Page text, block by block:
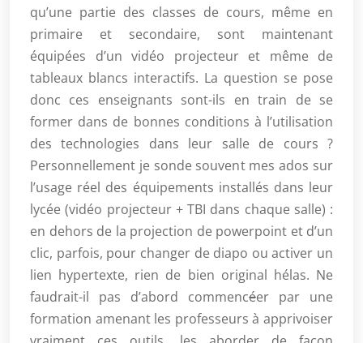
qu’une partie des classes de cours, même en
primaire et secondaire, sont maintenant
équipées d’un vidéo projecteur et même de
tableaux blancs interactifs. La question se pose
donc ces enseignants sont-ils en train de se
former dans de bonnes conditions à l’utilisation
des technologies dans leur salle de cours ?
Personnellement je sonde souvent mes ados sur
l’usage réel des équipements installés dans leur
lycée (vidéo projecteur + TBI dans chaque salle) :
en dehors de la projection de powerpoint et d’un
clic, parfois, pour changer de diapo ou activer un
lien hypertexte, rien de bien original hélas. Ne
faudrait-il pas d’abord commencéer par une
formation amenant les professeurs à apprivoiser